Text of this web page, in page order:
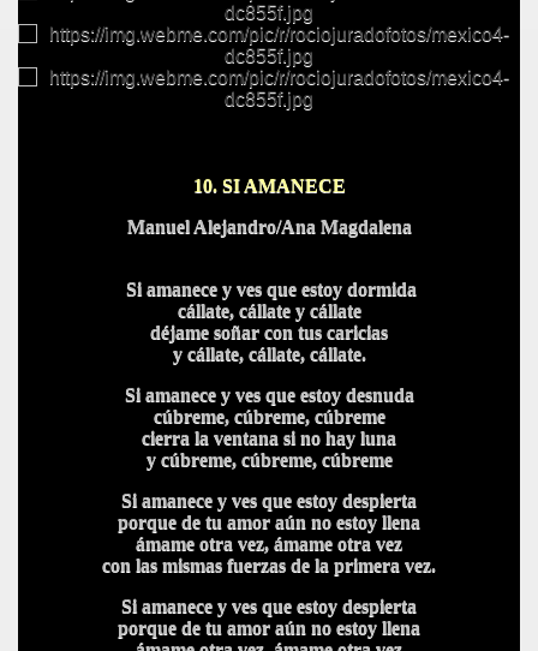
10. SI AMANECE
Manuel Alejandro/Ana Magdalena
Si amanece y ves que estoy dormida
cállate, cállate y cállate
déjame soñar con tus caricias
y cállate, cállate, cállate.
Si amanece y ves que estoy desnuda
cúbreme, cúbreme, cúbreme
cierra la ventana si no hay luna
y cúbreme, cúbreme, cúbreme
Si amanece y ves que estoy despierta
porque de tu amor aún no estoy llena
ámame otra vez, ámame otra vez
con las mismas fuerzas de la primera vez.
Si amanece y ves que estoy despierta
porque de tu amor aún no estoy llena